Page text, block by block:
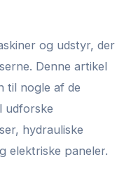
og udstyr, der
Denne artikel
til nogle af de
udforske
hydrauliske
elektriske paneler.